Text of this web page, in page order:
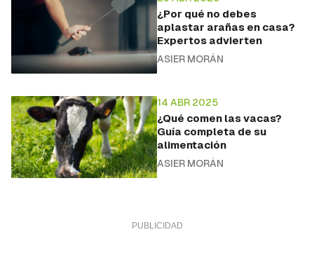
¿Por qué no debes
aplastar arañas en casa?
Expertos advierten
ASIER MORÁN
14 ABR 2025
¿Qué comen las vacas?
Guía completa de su
alimentación
ASIER MORÁN